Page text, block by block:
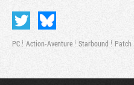
PC Action-Aventure Starbound Patch